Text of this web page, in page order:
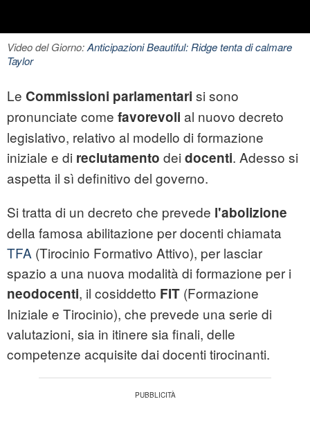
Video del Giorno:Anticipazioni Beautiful: Ridge tenta di calmare
Taylor
Le Commissioni parlamentari si sono
pronunciate come favorevoli al nuovo decreto
legislativo, relativo al modello di formazione
iniziale e di reclutamento dei docenti. Adesso si
aspetta il sì definitivo del governo.
Si tratta di un decreto che prevede l'abolizione
della famosa abilitazione per docenti chiamata
TFA (Tirocinio Formativo Attivo), per lasciar
spazio a una nuova modalità di formazione per i
neodocenti, il cosiddetto FIT (Formazione
Iniziale e Tirocinio), che prevede una serie di
valutazioni, sia in itinere sia finali, delle
competenze acquisite dai docenti tirocinanti.